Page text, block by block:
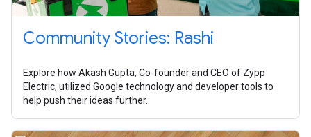
Community Stories: Rashi
Explore how Akash Gupta, Co-founder and CEO of Zypp
Electric, utilized Google technology and developer tools to
help push their ideas further.